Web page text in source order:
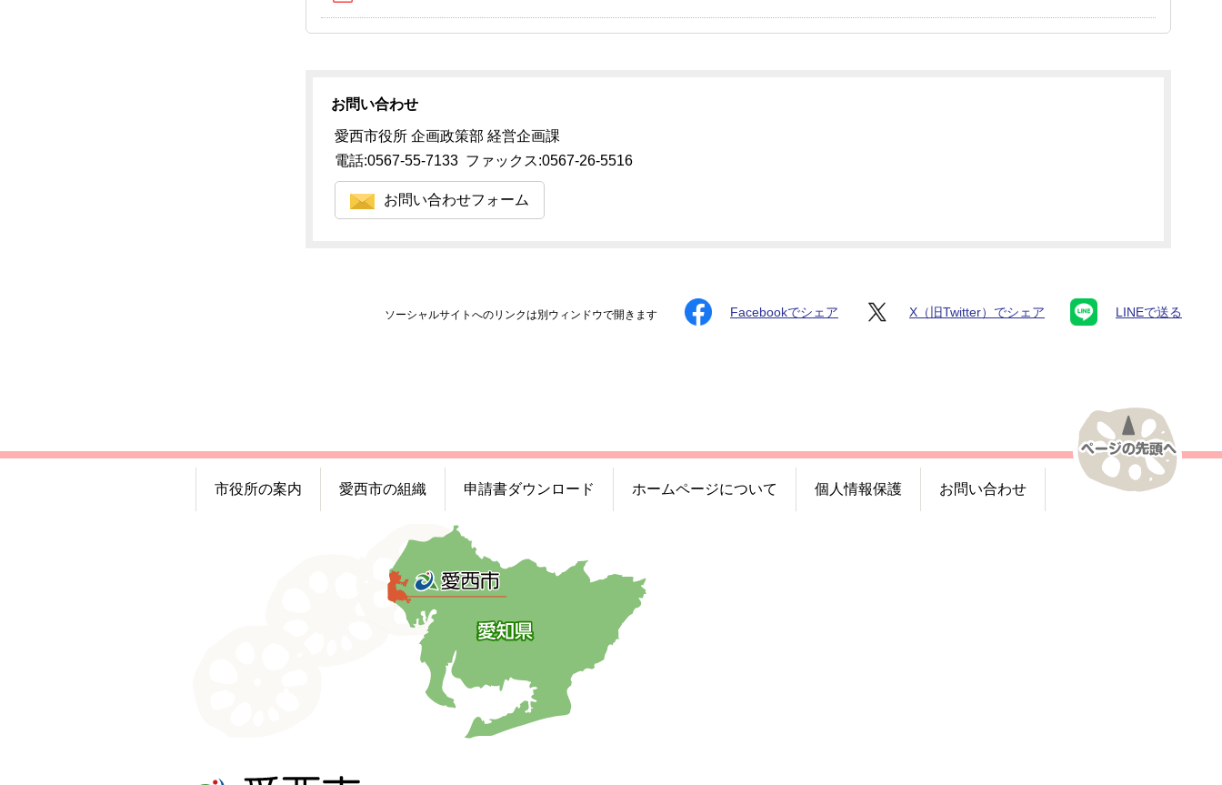
お問い合わせ
愛西市役所 企画政策部 経営企画課
電話:0567-55-7133 ファックス:0567-26-5516
お問い合わせフォーム
ソーシャルサイトへのリンクは別ウィンドウで開きます Facebookでシェア X（旧Twitter）でシェア LINEで送る
市役所の案内 愛西市の組織 申請書ダウンロード ホームページについて 個人情報保護 お問い合わせ